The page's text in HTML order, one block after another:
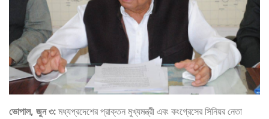
ভোপাল, জুন ৩:মধ্যপ্রদেশের প্রাক্তন মুখ্যমন্ত্রী এবং কংগ্রেসের সিনিয়র নেতা